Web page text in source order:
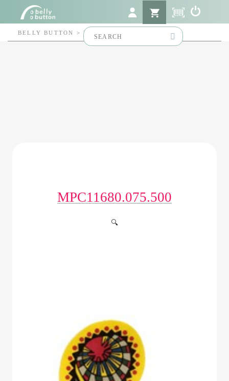
for:
BELLY BUTTON >MPC11680.075.500
MPC11680.075.500
🔍